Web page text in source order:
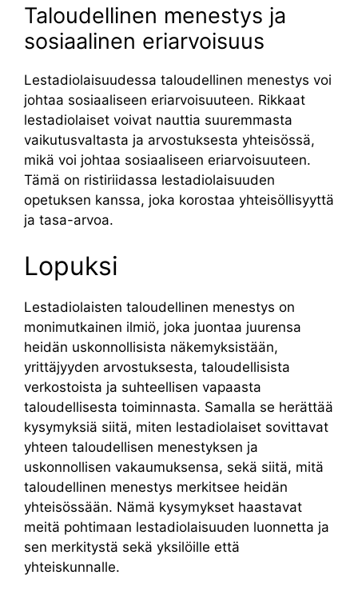
Taloudellinen menestys ja
sosiaalinen eriarvoisuus
Lestadiolaisuudessa taloudellinen menestys voi
johtaa sosiaaliseen eriarvoisuuteen. Rikkaat
lestadiolaiset voivat nauttia suuremmasta
vaikutusvaltasta ja arvostuksesta yhteisössä,
mikä voi johtaa sosiaaliseen eriarvoisuuteen.
Tämä on ristiriidassa lestadiolaisuuden
opetuksen kanssa, joka korostaa yhteisöllisyyttä
ja tasa-arvoa.
Lopuksi
Lestadiolaisten taloudellinen menestys on
monimutkainen ilmiö, joka juontaa juurensa
heidän uskonnollisista näkemyksistään,
yrittäjyyden arvostuksesta, taloudellisista
verkostoista ja suhteellisen vapaasta
taloudellisesta toiminnasta. Samalla se herättää
kysymyksiä siitä, miten lestadiolaiset sovittavat
yhteen taloudellisen menestyksen ja
uskonnollisen vakaumuksensa, sekä siitä, mitä
taloudellinen menestys merkitsee heidän
yhteisössään. Nämä kysymykset haastavat
meitä pohtimaan lestadiolaisuuden luonnetta ja
sen merkitystä sekä yksilöille että
yhteiskunnalle.